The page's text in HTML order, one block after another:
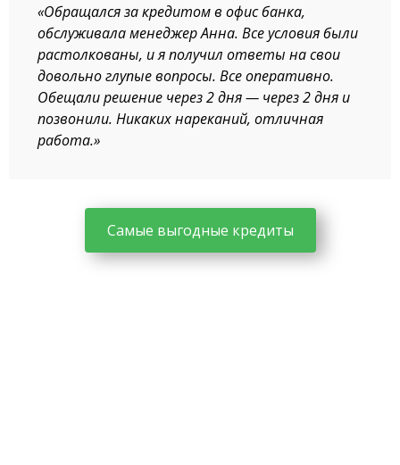
«Обращался за кредитом в офис банка,
обслуживала менеджер Анна. Все условия были
растолкованы, и я получил ответы на свои
довольно глупые вопросы. Все оперативно.
Обещали решение через 2 дня — через 2 дня и
позвонили. Никаких нареканий, отличная
работа.»
Самые выгодные кредиты